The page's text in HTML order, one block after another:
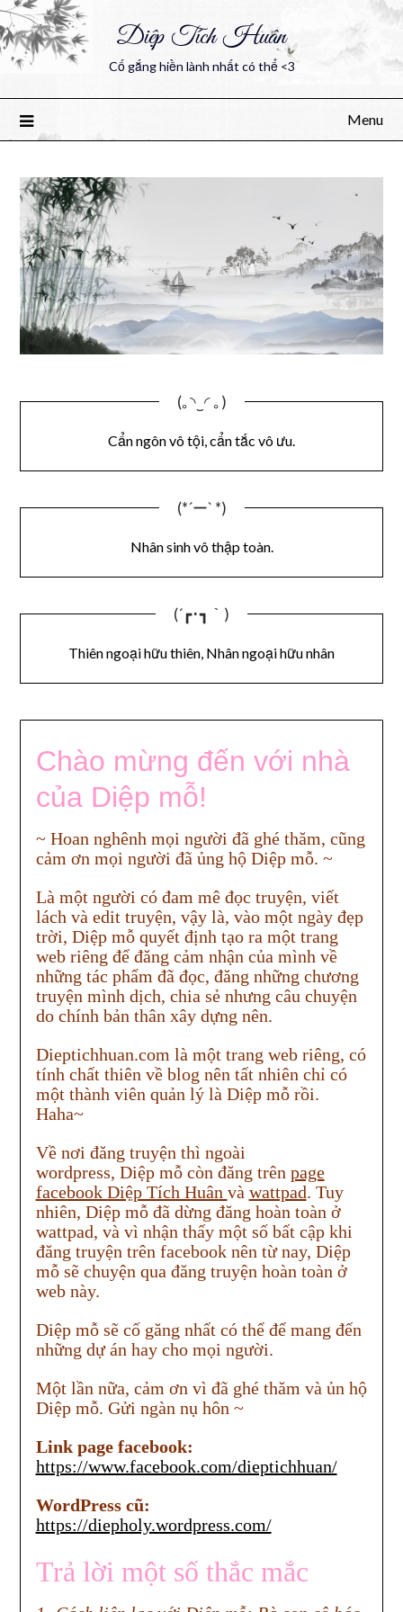
Diệp Tích Huân
Cố gắng hiền lành nhất có thể <3
Menu
(｡◝‿◜ ｡)
Cẩn ngôn vô tội, cẩn tắc vô ưu.
(*´ー` *)
Nhân sinh vô thập toàn.
(´┏･┓｀)
Thiên ngoại hữu thiên, Nhân ngoại hữu nhân
Chào mừng đến với nhà
của Diệp mỗ!
~ Hoan nghênh mọi người đã ghé thăm, cũng
cảm ơn mọi người đã ủng hộ Diệp mỗ. ~
Là một người có đam mê đọc truyện, viết
lách và edit truyện, vậy là, vào một ngày đẹp
trời, Diệp mỗ quyết định tạo ra một trang
web riêng để đăng cảm nhận của mình về
những tác phẩm đã đọc, đăng những chương
truyện mình dịch, chia sẻ nhưng câu chuyện
do chính bản thân xây dựng nên.
Dieptichhuan.com là một trang web riêng, có
tính chất thiên về blog nên tất nhiên chỉ có
một thành viên quản lý là Diệp mỗ rồi.
Haha~
Về nơi đăng truyện thì ngoài
wordpress, Diệp mỗ còn đăng trên page
facebook Diệp Tích Huân và wattpad. Tuy
nhiên, Diệp mỗ đã dừng đăng hoàn toàn ở
wattpad, và vì nhận thấy một số bất cập khi
đăng truyện trên facebook nên từ nay, Diệp
mỗ sẽ chuyện qua đăng truyện hoàn toàn ở
web này.
Diệp mỗ sẽ cố găng nhất có thể để mang đến
những dự án hay cho mọi người.
Một lần nữa, cảm ơn vì đã ghé thăm và ủn hộ
Diệp mỗ. Gửi ngàn nụ hôn ~
Link page facebook:
https://www.facebook.com/dieptichhuan/
WordPress cũ:
https://diepholy.wordpress.com/
Trả lời một số thắc mắc